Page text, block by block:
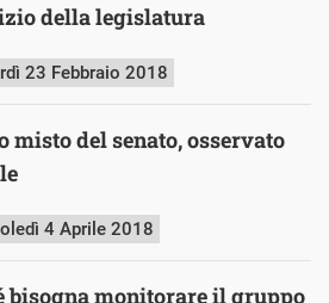
della legislatura
23 Febbraio 2018
misto del senato, osservato
4 Aprile 2018
bisogna monitorare il gruppo